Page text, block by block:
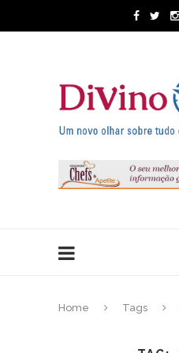
Home Tags